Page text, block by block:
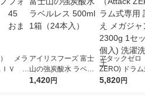
） メラ
ＩＶ 4
まけ
アイリスフーズ 富士
山の強炭酸水 ラベル
レス 500ml 1箱（24
1,420円
アタックゼロ
ZERO) ドラ
詰め替え メガ
5,820円